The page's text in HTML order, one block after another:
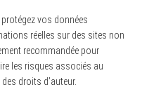
vos données
réelles sur des sites non
recommandée pour
les risques associés au
droits d’auteur.